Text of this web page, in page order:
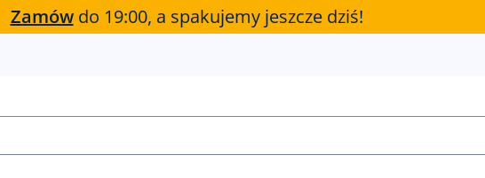
Zamówdo 19:00, a spakujemy jeszcze dziś!